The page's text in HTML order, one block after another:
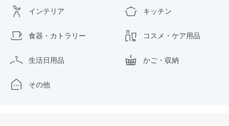
インテリア キッチン
食器・カトラリー コスメ・ケア用品
生活日用品 かご・収納
その他